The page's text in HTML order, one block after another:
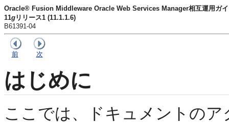
Oracle® Fusion Middleware Oracle Web Services Manager相互運用ガ
11g リリース1 (11.1.1.6)
B61391-04
前 次
はじめに
ここでは、ドキュメントの